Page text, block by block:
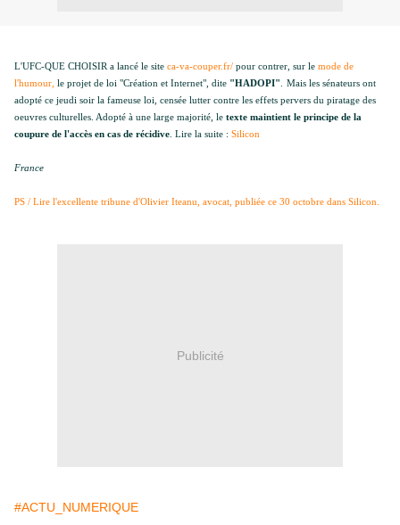
L'UFC-QUE CHOISIR a lancé le site ca-va-couper.fr/ pour contrer, sur le mode de
l'humour, le projet de loi "Création et Internet", dite "HADOPI"
Mais les sénateurs ont
adopté ce jeudi soir la fameuse loi, censée lutter contre les effets pervers du piratage des
oeuvres culturelles. Adopté à une large majorité, le texte maintient le principe de la
coupure de l'accès en cas de récidive . Lire la suite : Silicon
France
PS / Lire l'excellente tribune d'Olivier Iteanu, avocat, publiée ce 30 octobre dans Silicon.
Publicité
#ACTU_NUMERIQUE